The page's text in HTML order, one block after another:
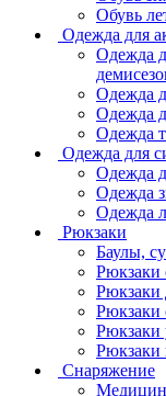
Обувь
Одежда для
Одежда
Одежда
Одежда
Одежда
Одежда для
Одежда
Одежда
Одежда
Рюкзаки
Баулы,
Рюкзаки
Рюкзаки
Рюкзаки
Рюкзаки
Снаряжение